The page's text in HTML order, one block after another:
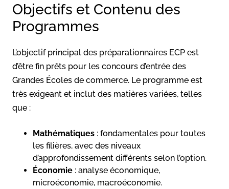
Objectifs et Contenu des
Programmes
L’objectif principal des préparationnaires ECP est
d’être fin prêts pour les concours d’entrée des
Grandes Écoles de commerce. Le programme est
très exigeant et inclut des matières variées, telles
que :
Mathématiques : fondamentales pour toutes
les filières, avec des niveaux
d’approfondissement différents selon l’option.
Économie : analyse économique,
microéconomie, macroéconomie.